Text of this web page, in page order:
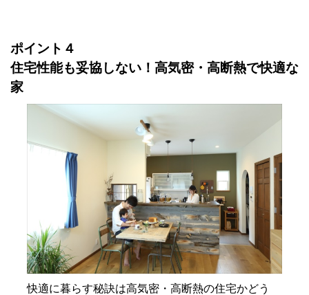
ポイント４
住宅性能も妥協しない！高気密・高断熱で快適な
家
快適に暮らす秘訣は高気密・高断熱の住宅かどう